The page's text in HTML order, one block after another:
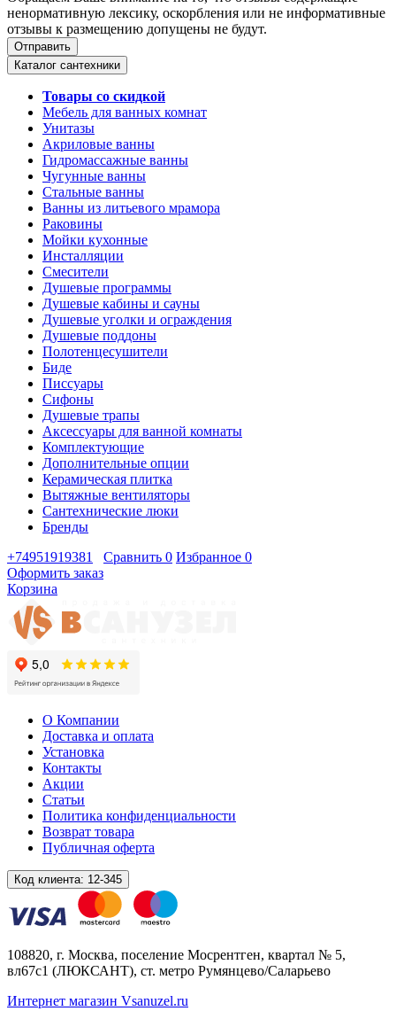
ненормативную лексику, оскорбления или не информативные
отзывы к размещению допущены не будут.
Каталог сантехники
Товары со скидкой
Мебель для ванных комнат
Унитазы
Акриловые ванны
Гидромассажные ванны
Чугунные ванны
Стальные ванны
Ванны из литьевого мрамора
Раковины
Мойки кухонные
Инсталляции
Смесители
Душевые программы
Душевые кабины и сауны
Душевые уголки и ограждения
Душевые поддоны
Полотенцесушители
Биде
Писсуары
Сифоны
Душевые трапы
Аксессуары для ванной комнаты
Комплектующие
Дополнительные опции
Керамическая плитка
Вытяжные вентиляторы
Сантехнические люки
Бренды
+74951919381
Сравнить 0 Избранное 0
Оформить заказ
Корзина
О Компании
Доставка и оплата
Установка
Контакты
Акции
Статьи
Политика конфиденциальности
Возврат товара
Публичная оферта
Код клиента: 12-345
108820, г. Москва, поселение Мосрентген, квартал № 5,
вл67с1 (ЛЮКСАНТ), ст. метро Румянцево/Саларьево
Интернет магазин Vsanuzel.ru